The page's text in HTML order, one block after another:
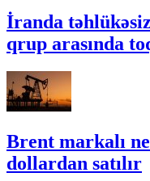
İranda
qrup arasında
Brent markalı
dollardan satılır